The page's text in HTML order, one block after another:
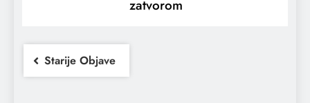
zatvorom
Starije Objave